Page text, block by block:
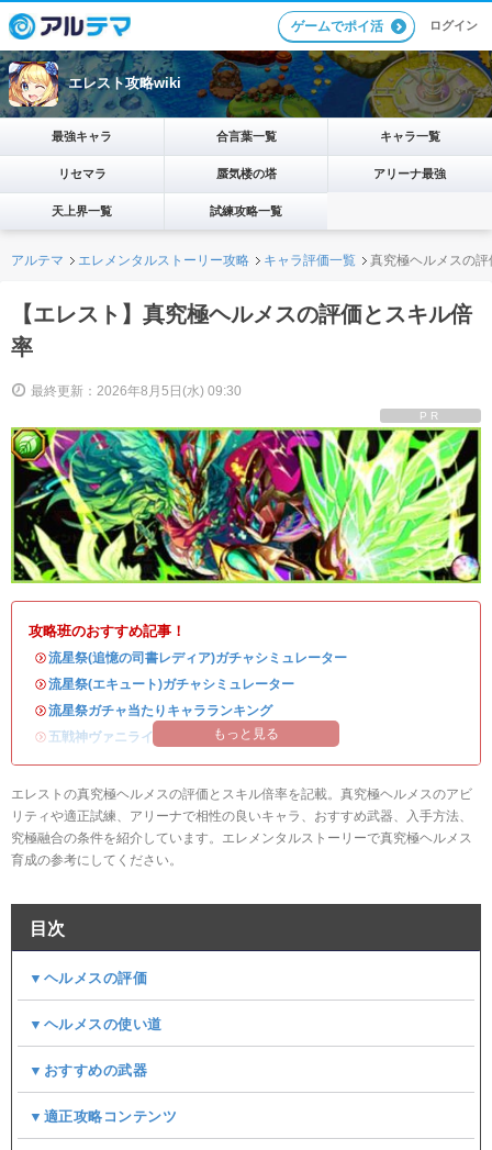
ゲームでポイ活 ログイン
エレスト攻略wiki
最強キャラ 合言葉一覧 キャラ一覧
リセマラ 蜃気楼の塔 アリーナ最強
天上界一覧 試練攻略一覧
アルテマ エレメンタルストーリー攻略 キャラ評価一覧 真究極ヘルメスの
【エレスト】真究極ヘルメスの評価とスキル倍
率
最終更新：2026年8月5日(水) 09:30
PR
攻略班のおすすめ記事！
・流星祭(追憶の司書レディア)ガチャシミュレーター
・流星祭(エキュート)ガチャシミュレーター
・流星祭ガチャ当たりキャラランキング
・ 五戦神ヴァニライベントまとめもっと見る
エレストの真究極ヘルメスの評価とスキル倍率を記載。真究極ヘルメスのアビ
リティや適正試練、アリーナで相性の良いキャラ、おすすめ武器、入手方法、
究極融合の条件を紹介しています。エレメンタルストーリーで真究極ヘルメス
育成の参考にしてください。
目次
▼ヘルメスの評価
▼ヘルメスの使い道
▼おすすめの武器
▼適正攻略コンテンツ